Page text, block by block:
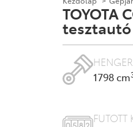
TOYOTA
tesztautó
1798 cm
FUTOTT